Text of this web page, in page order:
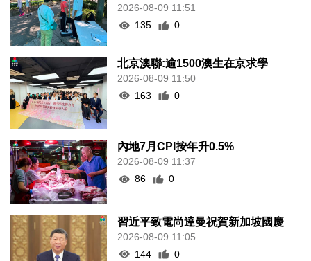
2026-08-09 11:51
135
0
北京澳聯:逾1500澳生在京求學
2026-08-09 11:50
163
0
內地7月CPI按年升0.5%
2026-08-09 11:37
86
0
習近平致電尚達曼祝賀新加坡國慶
2026-08-09 11:05
144
0